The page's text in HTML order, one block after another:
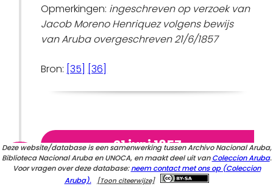
Opmerkingen: ingeschreven op verzoek van
Jacob Moreno Henriquez volgens bewijs
van Aruba overgeschreven 21/6/1857
Bron: [35] [36]
21 juni 1857
Uitvoer vanMattea(kind)
Deze website/database is een samenwerking tussen Archivo Nacional Aruba,
Biblioteca Nacional Aruba en UNOCA, en maakt deel uit vanColeccion Aruba.
Voor vragen over deze database:neem contact met ons op (Coleccion
Aruba).
[Toon citeerwijze]